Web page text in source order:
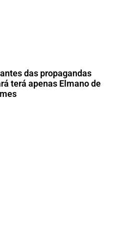
das propagandas
terá apenas Elmano de